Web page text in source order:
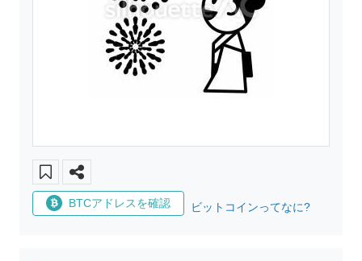
BTCアドレスを確認 ビットコインってなに?